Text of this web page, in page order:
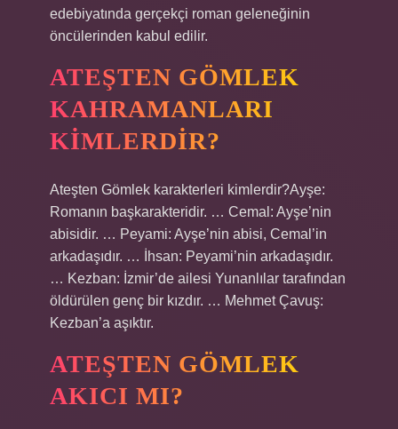
edebiyatında gerçekçi roman geleneğinin
öncülerinden kabul edilir.
ATEŞTEN GÖMLEK
KAHRAMANLARI
KIMLERDIR?
Ateşten Gömlek karakterleri kimlerdir?Ayşe:
Romanın başkarakteridir. … Cemal: Ayşe’nin
abisidir. … Peyami: Ayşe’nin abisi, Cemal’in
arkadaşıdır. … İhsan: Peyami’nin arkadaşıdır.
… Kezban: İzmir’de ailesi Yunanlılar tarafından
öldürülen genç bir kızdır. … Mehmet Çavuş:
Kezban’a aşıktır.
ATEŞTEN GÖMLEK
AKICI MI?